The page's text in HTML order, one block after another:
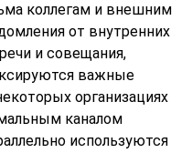
коллегам и внешним
от внутренних
и совещания,
важные
организациях
каналом
используются